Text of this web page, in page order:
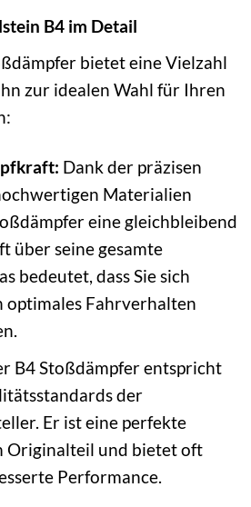
B4 im Detail
bietet eine Vielzahl
zur idealen Wahl für Ihren
Dank der präzisen
Materialien
eine gleichbleibend
über seine gesamte
bedeutet, dass Sie sich
optimales Fahrverhalten
B4 Stoßdämpfer entspricht
der
Er ist eine perfekte
Originalteil und bietet oft
Performance.